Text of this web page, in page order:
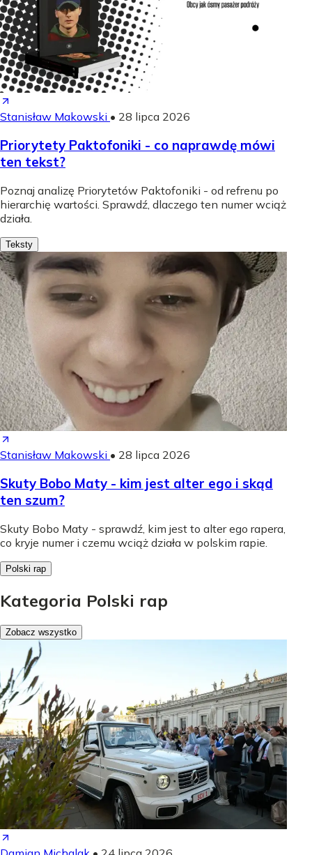
Stanisław Makowski • 28 lipca 2026
Priorytety Paktofoniki - co naprawdę mówi
ten tekst?
Poznaj analizę Priorytetów Paktofoniki - od refrenu po
hierarchię wartości. Sprawdź, dlaczego ten numer wciąż
działa.
Teksty
Stanisław Makowski • 28 lipca 2026
Skuty Bobo Maty - kim jest alter ego i skąd
ten szum?
Skuty Bobo Maty - sprawdź, kim jest to alter ego rapera,
co kryje numer i czemu wciąż działa w polskim rapie.
Polski rap
Kategoria Polski rap
Zobacz wszystko